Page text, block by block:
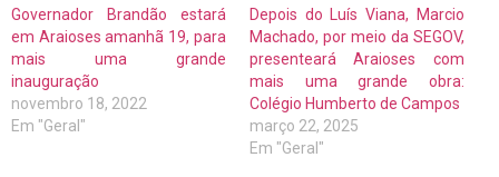
Governador Brandão estará
em Araioses amanhã 19, para
mais uma grande
inauguração
novembro 18, 2022
Em "Geral"
Depois do Luís Viana, Marcio
Machado, por meio da SEGOV,
presenteará Araioses com
mais uma grande obra:
Colégio Humberto de Campos
março 22, 2025
Em "Geral"